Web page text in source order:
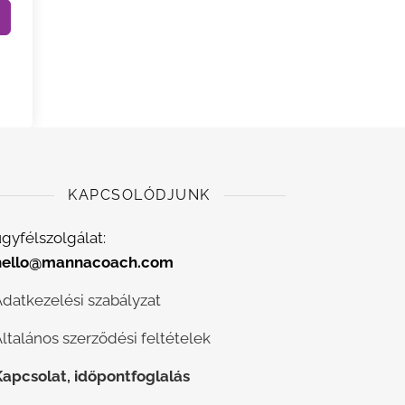
KAPCSOLÓDJUNK
szabályzat
szerződési feltételek
időpontfoglalás